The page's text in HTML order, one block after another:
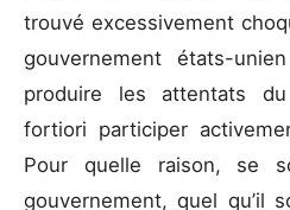
trouvé excessivement
gouvernement états-
produire les attentats
fortiori participer
Pour quelle raison, se
gouvernement, quel qu’il